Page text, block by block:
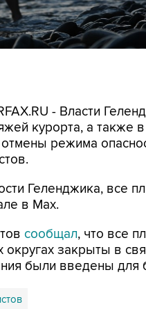
- Власти
курорта, а также
отмены режима
Геленджика, все
в Max.
сообщал, что все
закрыты в
были введены для